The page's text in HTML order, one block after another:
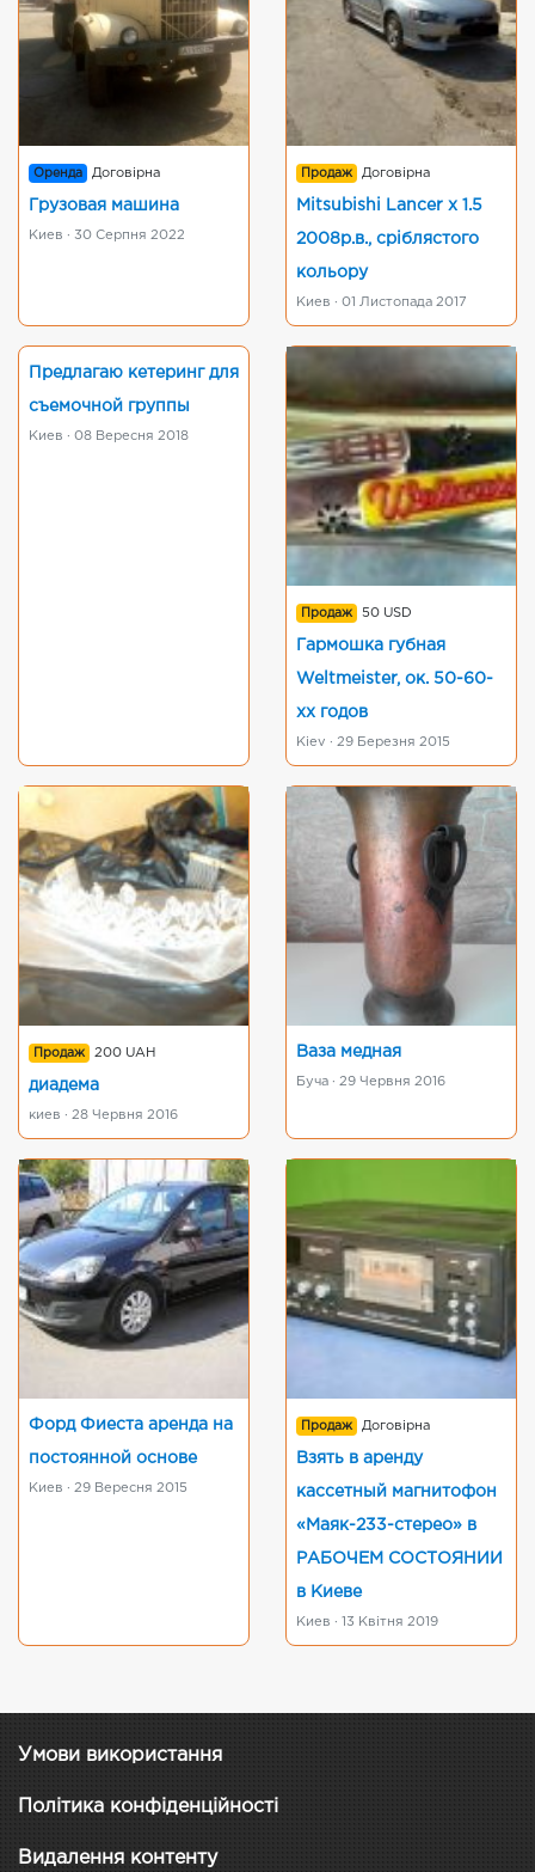
Оренда Договірна
Грузовая машина
Киев · 30 Серпня 2022
Продаж Договірна
Mitsubishi Lancer x 1.5
2008р.в., сріблястого
кольору
Киев · 01 Листопада 2017
Предлагаю кетеринг для
съемочной группы
Киев · 08 Вересня 2018
Продаж 50 USD
Гармошка губная
Weltmeister, ок. 50-60-
хх годов
Kiev · 29 Березня 2015
Продаж 200 UAH
диадема
киев · 28 Червня 2016
Ваза медная
Буча · 29 Червня 2016
Форд Фиеста аренда на
постоянной основе
Киев · 29 Вересня 2015
Продаж Договірна
Взять в аренду
кассетный магнитофон
«Маяк-233-стерео» в
РАБОЧЕМ СОСТОЯНИИ
в Киеве
Киев · 13 Квітня 2019
Умови використання
Політика конфіденційності
Видалення контенту